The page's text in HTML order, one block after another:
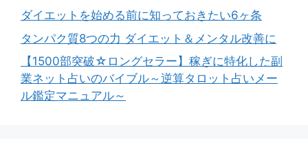
ダイエットを始める前に知っておきたい6ヶ条
タンパク質8つの力 ダイエット＆メンタル改善に
【1500部突破☆ロングセラー】稼ぎに特化した副
業ネット占いのバイブル～逆算タロット占いメー
ル鑑定マニュアル～